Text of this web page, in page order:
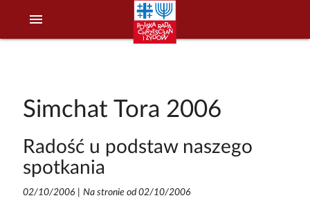
menu
Simchat Tora 2006
Radość u podstaw naszego
spotkania
02/10/2006| Na stronie od 02/10/2006